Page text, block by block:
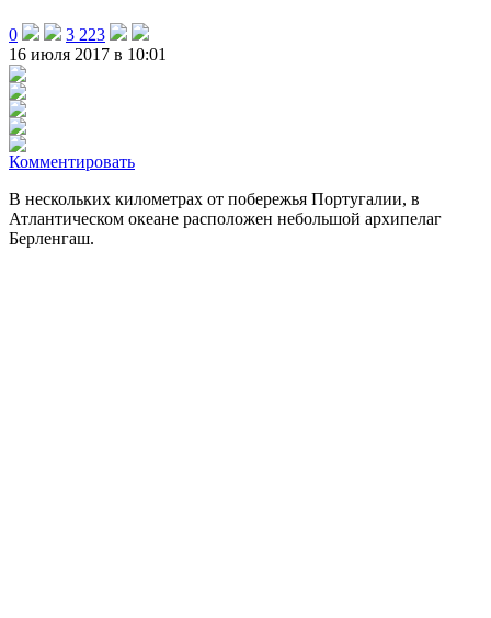
0
3 223
16 июля 2017 в 10:01
Комментировать
В нескольких километрах от побережья Португалии, в
Атлантическом океане расположен небольшой архипелаг
Берленгаш.